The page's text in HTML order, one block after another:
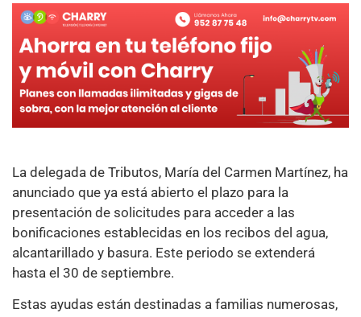
La delegada de Tributos, María del Carmen Martínez, ha
anunciado que ya está abierto el plazo para la
presentación de solicitudes para acceder a las
bonificaciones establecidas en los recibos del agua,
alcantarillado y basura. Este periodo se extenderá
hasta el 30 de septiembre.
Estas ayudas están destinadas a familias numerosas,